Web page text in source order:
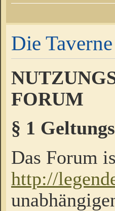
Die
FORUM
§ 1
Das Forum
http://